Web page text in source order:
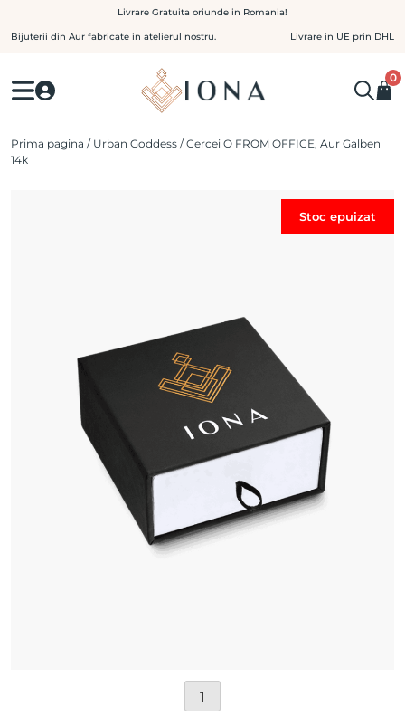
to
Livrare Gratuita oriunde in Romania!
Bijuterii din Aur fabricate in atelierul nostru. Livrare in UE prin DHL
0
Prima pagina / Urban Goddess / Cercei O FROM OFFICE, Aur Galben
14k
Stoc epuizat
1